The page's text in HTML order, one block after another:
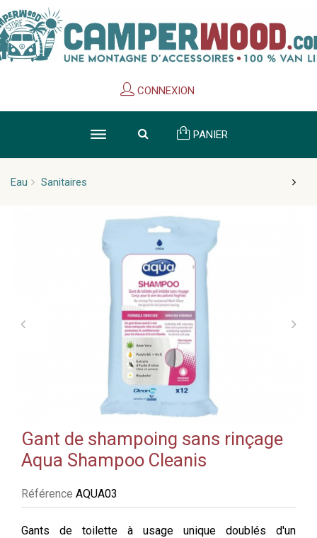
CONNEXION
PANIER
Eau Sanitaires
Gant de shampoing sans rinçage
Aqua Shampoo Cleanis
Référence AQUA03
Gants de toilette à usage unique doublés d'un
Cookies management panel